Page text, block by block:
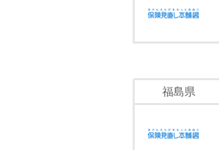
福島県